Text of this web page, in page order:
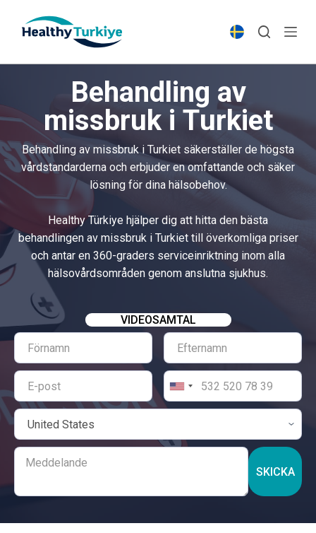
p
c
o
n
t
t
Behandling av
missbruk i Turkiet
Behandling av missbruk i Turkiet säkerställer de högsta
vårdstandarderna och erbjuder en omfattande och säker
lösning för dina hälsobehov.
Healthy Türkiye hjälper dig att hitta den bästa
behandlingen av missbruk i Turkiet till överkomliga priser
och antar en 360-graders serviceinriktning inom alla
hälsovårdsområden genom anslutna sjukhus.
VIDEOSAMTAL
SKICKA